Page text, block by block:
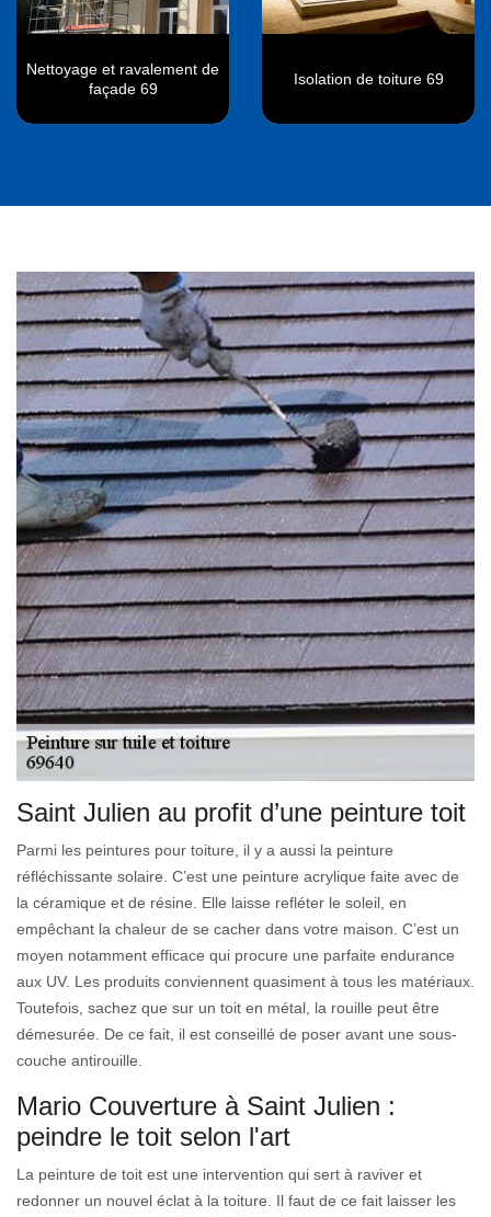
Nettoyage et ravalement de
façade 69
Isolation de toiture 69
Saint Julien au profit d’une peinture toit
Parmi les peintures pour toiture, il y a aussi la peinture
réfléchissante solaire. C’est une peinture acrylique faite avec de
la céramique et de résine. Elle laisse refléter le soleil, en
empêchant la chaleur de se cacher dans votre maison. C’est un
moyen notamment efficace qui procure une parfaite endurance
aux UV. Les produits conviennent quasiment à tous les matériaux.
Toutefois, sachez que sur un toit en métal, la rouille peut être
démesurée. De ce fait, il est conseillé de poser avant une sous-
couche antirouille.
Mario Couverture à Saint Julien :
peindre le toit selon l'art
La peinture de toit est une intervention qui sert à raviver et
redonner un nouvel éclat à la toiture. Il faut de ce fait laisser les